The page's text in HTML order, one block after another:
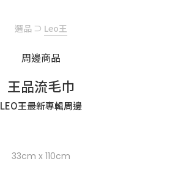
選品 ⊃ Leo王
周邊商品
王品流毛巾
LEO王最新專輯周邊
33cm x 110cm